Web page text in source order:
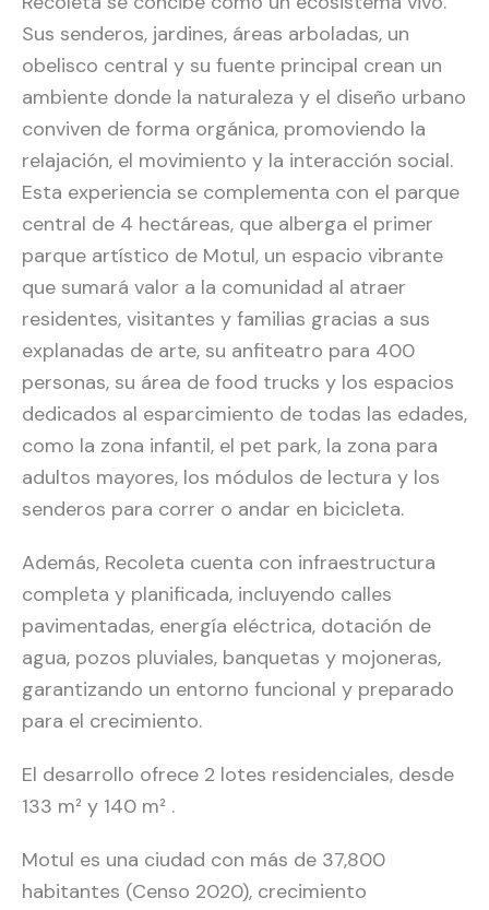
Sus senderos, jardines, áreas arboladas, un
obelisco central y su fuente principal crean un
ambiente donde la naturaleza y el diseño urbano
conviven de forma orgánica, promoviendo la
relajación, el movimiento y la interacción social.
Esta experiencia se complementa con el parque
central de 4 hectáreas, que alberga el primer
parque artístico de Motul, un espacio vibrante
que sumará valor a la comunidad al atraer
residentes, visitantes y familias gracias a sus
explanadas de arte, su anfiteatro para 400
personas, su área de food trucks y los espacios
dedicados al esparcimiento de todas las edades,
como la zona infantil, el pet park, la zona para
adultos mayores, los módulos de lectura y los
senderos para correr o andar en bicicleta.
Además, Recoleta cuenta con infraestructura
completa y planificada, incluyendo calles
pavimentadas, energía eléctrica, dotación de
agua, pozos pluviales, banquetas y mojoneras,
garantizando un entorno funcional y preparado
para el crecimiento.
El desarrollo ofrece 2 lotes residenciales, desde
133 m² y 140 m² .
Motul es una ciudad con más de 37,800
habitantes (Censo 2020), crecimiento